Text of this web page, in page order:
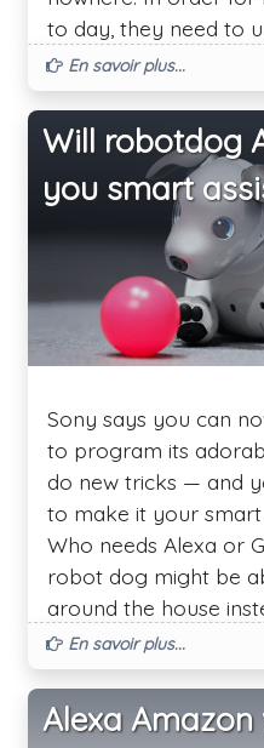
to day, they need to
sense of the spaces
and adapt to them
This requires new
intelligence.
En savoir plus...
Will robotdog
you smart
Sony says you can
to program its
do new tricks — and
to make it your smart
Who needs Alexa or
robot dog might be
around the house
developers to make
applications” that
En savoir plus...
Alexa